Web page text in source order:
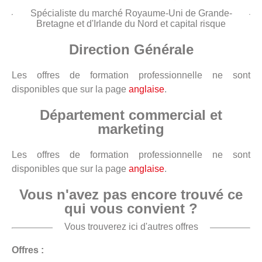
Spécialiste du marché Royaume-Uni de Grande-
Bretagne et d'Irlande du Nord et capital risque
Direction Générale
Les offres de formation professionnelle ne sont
disponibles que sur la page anglaise.
Département commercial et
marketing
Les offres de formation professionnelle ne sont
disponibles que sur la page anglaise.
Vous n'avez pas encore trouvé ce
qui vous convient ?
Vous trouverez ici d'autres offres
Offres :